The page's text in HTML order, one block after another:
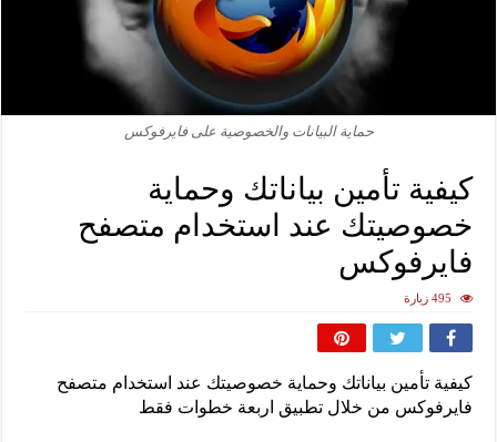
حماية البيانات والخصوصية على فايرفوكس
كيفية تأمين بياناتك وحماية
خصوصيتك عند استخدام متصفح
فايرفوكس
495 زيارة
كيفية تأمين بياناتك وحماية خصوصيتك عند استخدام متصفح
فايرفوكس من خلال تطبيق اربعة خطوات فقط